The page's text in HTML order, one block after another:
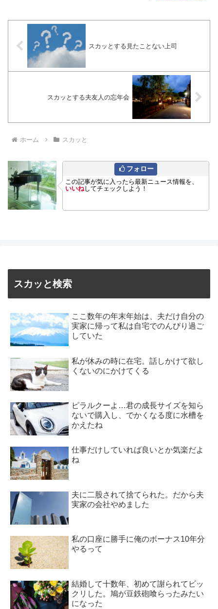
スカッとする見たことない上司
スカッとする夫友人の忘年会
ホーム スカッと
フォロー
この記事が気に入ったら最新ニュース情報を、
いいねしてチェックしよう！
スカッと検索
ここ数年の年末年始は、夫だけ自分の
実家に帰って私は自宅でのんびり過ご
していた
私が休みの時に在宅。話しかけて欲し
くないのにかけてくる
ピラルクーよ…君の成長サイズを知ら
ないで購入し、でかくなる度に水槽を
かえたね
仕事だけしていれば良いとか気楽だよ
ね
夫に二股されて捨てられた。だから夫
実家の会社やめました
私の口座に勝手に俺のボーナス10年分
やるって
結婚して十数年、初めて謝られてビッ
クリした。鳩が豆鉄砲喰らったみたい
になった